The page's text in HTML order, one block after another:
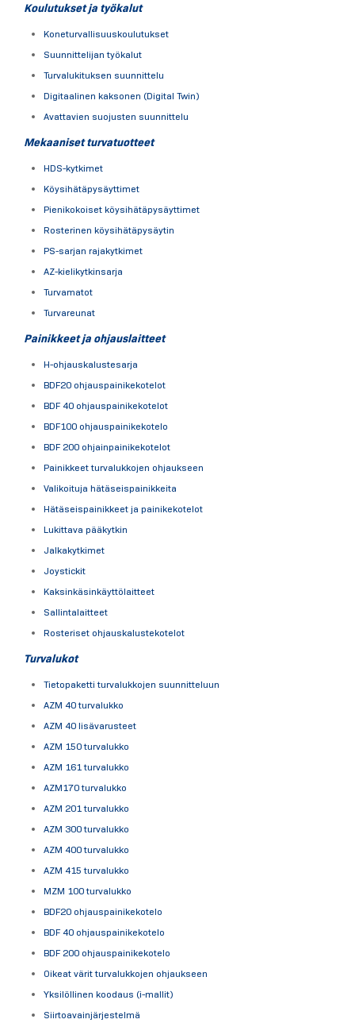
Koulutukset ja työkalut
Koneturvallisuuskoulutukset
Suunnittelijan työkalut
Turvalukituksen suunnittelu
Digitaalinen kaksonen (Digital Twin)
Avattavien suojusten suunnittelu
Mekaaniset turvatuotteet
HDS-kytkimet
Köysihätäpysäyttimet
Pienikokoiset köysihätäpysäyttimet
Rosterinen köysihätäpysäytin
PS-sarjan rajakytkimet
AZ-kielikytkinsarja
Turvamatot
Turvareunat
Painikkeet ja ohjauslaitteet
H-ohjauskalustesarja
BDF20 ohjauspainikekotelot
BDF 40 ohjauspainikekotelot
BDF100 ohjauspainikekotelo
BDF 200 ohjainpainikekotelot
Painikkeet turvalukkojen ohjaukseen
Valikoituja hätäseispainikkeita
Hätäseispainikkeet ja painikekotelot
Lukittava pääkytkin
Jalkakytkimet
Joystickit
Kaksinkäsinkäyttölaitteet
Sallintalaitteet
Rosteriset ohjauskalustekotelot
Turvalukot
Tietopaketti turvalukkojen suunnitteluun
AZM 40 turvalukko
AZM 40 lisävarusteet
AZM 150 turvalukko
AZM 161 turvalukko
AZM170 turvalukko
AZM 201 turvalukko
AZM 300 turvalukko
AZM 400 turvalukko
AZM 415 turvalukko
MZM 100 turvalukko
BDF20 ohjauspainikekotelo
BDF 40 ohjauspainikekotelo
BDF 200 ohjauspainikekotelo
Oikeat värit turvalukkojen ohjaukseen
Yksilöllinen koodaus (i-mallit)
Siirtoavainjärjestelmä